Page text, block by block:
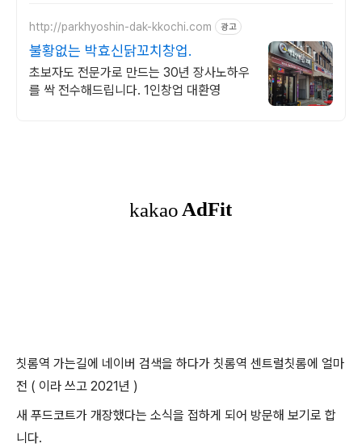
http://parkhyoshin-dak-kkochi.com 광고
불황없는 박효신닭꼬치창업.
초보자도 전문가로 만드는 30년 장사노하우
를 싹 전수해드립니다. 1인창업 대환영
칫롬역 가는길에 네이버 검색을 하다가 칫롬역 센트럴칫롬에 얼마
전 ( 이라 쓰고 2021년 )
새 푸드코트가 개장했다는 소식을 접하게 되어 방문해 보기로 합
니다.